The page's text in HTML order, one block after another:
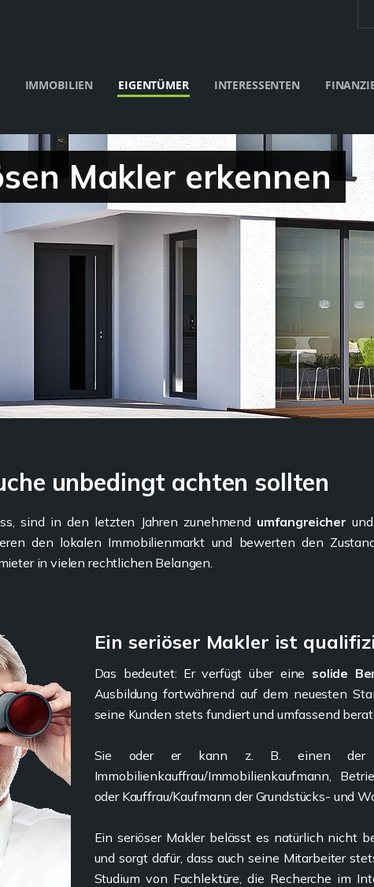
IMMOBILIEN EIGENTÜMER INTERESSENTEN
Makler erkennen
unbedingt achten sollten
sind in den letzten Jahren zunehmend umfangreicher und
den lokalen Immobilienmarkt und bewerten den
in vielen rechtlichen Belangen.
Ein seriöser Makler ist
Das bedeutet: Er verfügt über eine solide
Ausbildung fortwährend auf dem neuesten
seine Kunden stets fundiert und umfassend
Sie oder er kann z. B. einen der
Immobilienkauffrau/Immobilienkaufmann,
oder Kauffrau/Kaufmann der Grundstücks- und
Ein seriöser Makler belässt es natürlich nicht
und sorgt dafür, dass auch seine Mitarbeiter
Studium von Fachlektüre, die Recherche im